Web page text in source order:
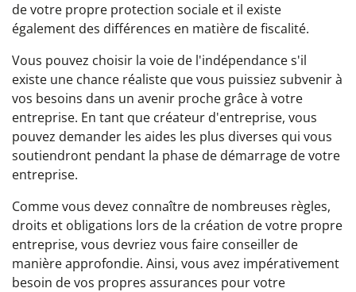
de votre propre protection sociale et il existe
également des différences en matière de fiscalité.
Vous pouvez choisir la voie de l'indépendance s'il
existe une chance réaliste que vous puissiez subvenir à
vos besoins dans un avenir proche grâce à votre
entreprise. En tant que créateur d'entreprise, vous
pouvez demander les aides les plus diverses qui vous
soutiendront pendant la phase de démarrage de votre
entreprise.
Comme vous devez connaître de nombreuses règles,
droits et obligations lors de la création de votre propre
entreprise, vous devriez vous faire conseiller de
manière approfondie. Ainsi, vous avez impérativement
besoin de vos propres assurances pour votre